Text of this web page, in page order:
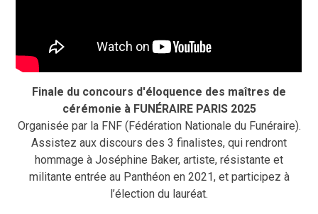
Finale du concours d'éloquence des maîtres de
cérémonie à FUNÉRAIRE PARIS 2025
Organisée par la FNF (Fédération Nationale du Funéraire).
Assistez aux discours des 3 finalistes, qui rendront
hommage à Joséphine Baker, artiste, résistante et
militante entrée au Panthéon en 2021, et participez à
l’élection du lauréat.